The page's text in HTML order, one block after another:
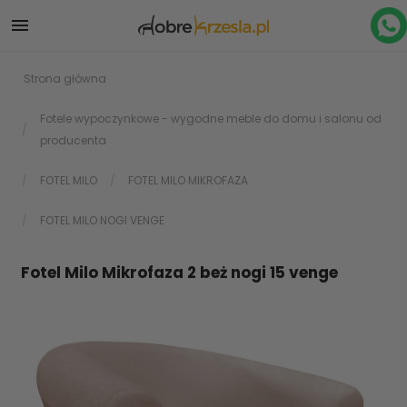

Strona główna
Fotele wypoczynkowe - wygodne meble do domu i salonu od
producenta
FOTEL MILO FOTEL MILO MIKROFAZA
FOTEL MILO NOGI VENGE
Fotel Milo Mikrofaza 2 beż nogi 15 venge